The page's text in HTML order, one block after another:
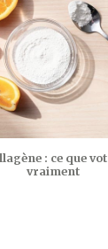
: ce que
vraiment